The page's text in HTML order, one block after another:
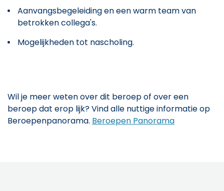
Aanvangsbegeleiding en een warm team van
betrokken collega's.
Mogelijkheden tot nascholing.
Wil je meer weten over dit beroep of over een
beroep dat erop lijk? Vind alle nuttige informatie op
Beroepenpanorama. Beroepen Panorama